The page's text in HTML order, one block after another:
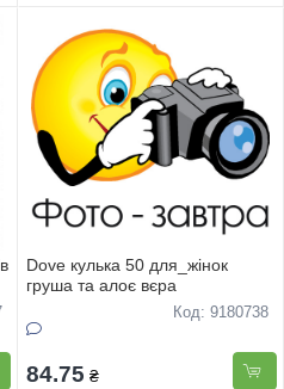
Dove кулька 50 для_жінок
груша та алоє вєра
Код: 9180738
84.75 ₴